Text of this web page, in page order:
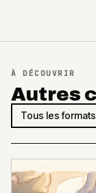
À DÉCOUVRIR
Autres
Tous les formats